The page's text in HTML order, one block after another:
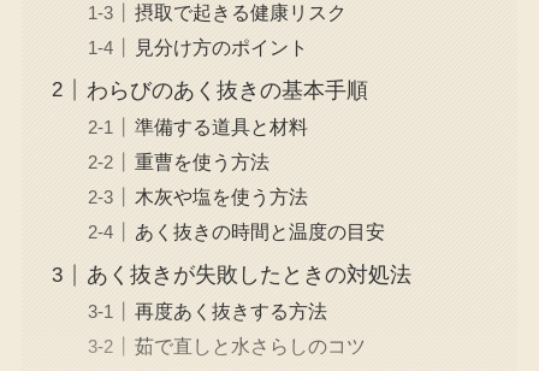
摂取で起きる健康リスク
見分け方のポイント
わらびのあく抜きの基本手順
準備する道具と材料
重曹を使う方法
木灰や塩を使う方法
あく抜きの時間と温度の目安
あく抜きが失敗したときの対処法
再度あく抜きする方法
茹で直しと水さらしのコツ